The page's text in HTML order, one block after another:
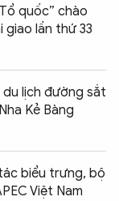
quốc” chào
giao lần thứ 33
lịch đường sắt
Kẻ Bàng
biểu trưng, bộ
Việt Nam